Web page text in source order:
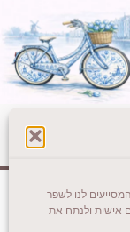
לנו לשפר
אישית ולנתח את